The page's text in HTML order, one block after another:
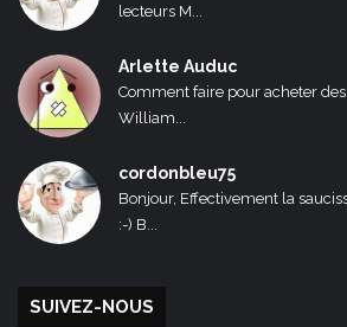
lecteurs M...
Arlette Auduc
Comment faire pour acheter
William...
cordonbleu75
Bonjour, Effectivement la
:-) B...
SUIVEZ-NOUS